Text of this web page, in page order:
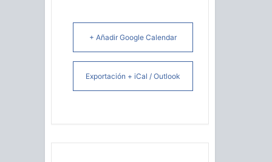
+ Añadir Google Calendar
Exportación + iCal / Outlook